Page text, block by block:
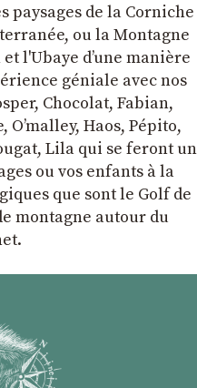
paysages de la Corniche
ou la Montagne
l'Ubaye dʼune manière
géniale avec nos
Chocolat, Fabian,
Haos, Pépito,
Lila qui se feront un
ou vos enfants à la
que sont le Golf de
montagne autour du